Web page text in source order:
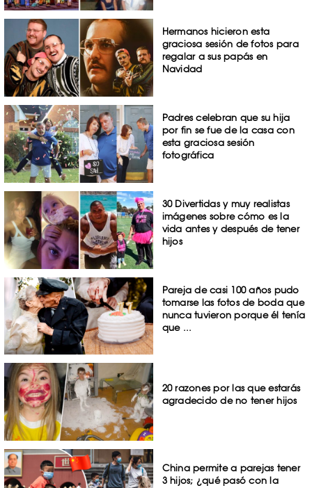
Hermanos hicieron esta
graciosa sesión de fotos para
regalar a sus papás en
Navidad
Padres celebran que su hija
por fin se fue de la casa con
esta graciosa sesión
fotográfica
30 Divertidas y muy realistas
imágenes sobre cómo es la
vida antes y después de tener
hijos
Pareja de casi 100 años pudo
tomarse las fotos de boda que
nunca tuvieron porque él tenía
que ...
20 razones por las que estarás
agradecido de no tener hijos
China permite a parejas tener
3 hijos; ¿qué pasó con la